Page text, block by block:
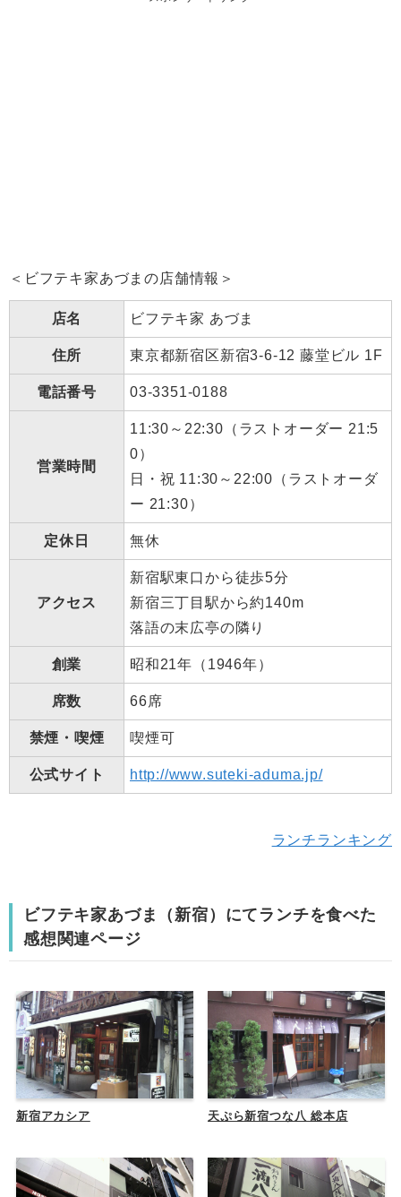
＜ビフテキ家あづまの店舗情報＞
店名 ビフテキ家 あづま
住所 東京都新宿区新宿3-6-12 藤堂ビル 1F
電話番号 03-3351-0188
営業時間
11:30～22:30（ラストオーダー 21:5
0）
日・祝 11:30～22:00（ラストオーダ
ー 21:30）
定休日 無休
アクセス
新宿駅東口から徒歩5分
新宿三丁目駅から約140m
落語の末広亭の隣り
創業 昭和21年（1946年）
席数 66席
禁煙・喫煙 喫煙可
公式サイト http://www.suteki-aduma.jp/
ランチランキング
ビフテキ家あづま（新宿）にてランチを食べた
感想関連ページ
新宿アカシア 天ぷら新宿つな八 総本店